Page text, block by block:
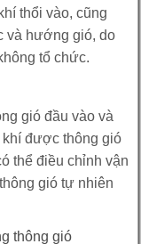
thổi vào, cũng
và hướng gió, do
tổ chức.
gió đầu vào và
được thông gió
thể điều chỉnh vận
gió tự nhiên